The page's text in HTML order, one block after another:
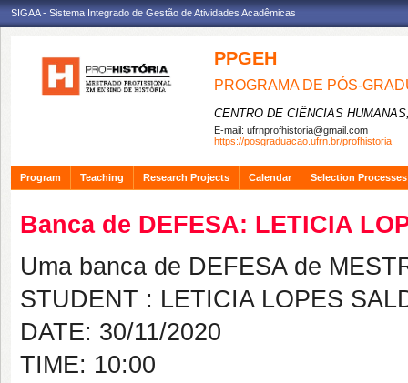
SIGAA - Sistema Integrado de Gestão de Atividades Acadêmicas
PPGEH
PROGRAMA DE PÓS-
CENTRO DE CIÊNCIAS
E-mail: ufrnprofhistoria@gmail.com
https://posgraduacao.ufrn.br/profhistoria
Program Teaching Research Projects Calendar Selection Processes
Banca de DEFESA: LETICIA
Uma banca de DEFESA de
STUDENT : LETICIA LOPES
DATE: 30/11/2020
TIME: 10:00